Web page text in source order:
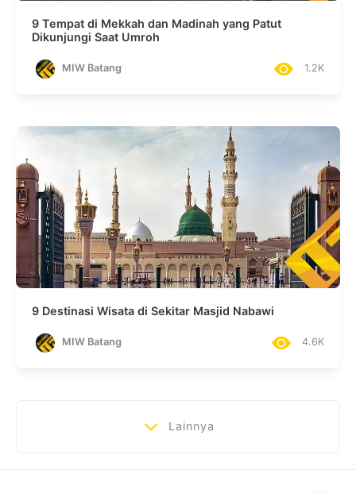
9 Tempat di Mekkah dan Madinah yang Patut
Dikunjungi Saat Umroh
MIW Batang 1.2K
9 Destinasi Wisata di Sekitar Masjid Nabawi
MIW Batang 4.6K
Lainnya